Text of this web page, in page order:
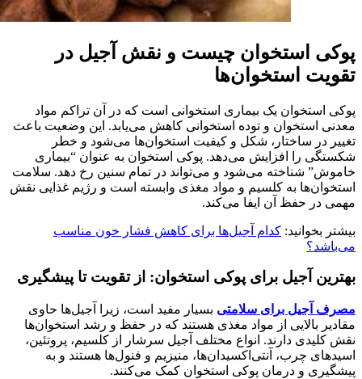
پوکی استخوان چیست و نقش آجیل در
تقویت استخوان‌ها
پوکی استخوان یک بیماری استخوانی است که در آن تراکم مواد
معدنی استخوان و توده استخوانی کاهش می‌یابد. این وضعیت باعث
تغییر در ساختار، شکل و کیفیت استخوان‌ها می‌شود و خطر
شکستگی را افزایش می‌دهد. پوکی استخوان به عنوان “بیماری
خاموش” شناخته می‌شود و می‌تواند در تمام سنین رخ دهد. سلامت
استخوان‌ها به کلسیم و مواد مغذی وابسته است و رژیم غذایی نقش
مهمی در حفظ آن ایفا می‌کند.
بیشتر بخوانید: کدام آجیل‌ها برای کاهش فشار خون مناسب
می‌باشد؟
بهترین آجیل برای پوکی استخوان: از تقویت تا پیشگیری
مصرف آجیل برای سلامتی بسیار مفید است، زیرا آجیل‌ها حاوی
مقادیر بالایی از مواد مغذی هستند که در حفظ و رشد استخوان‌ها
نقش کلیدی دارند. انواع مختلف آجیل سرشار از کلسیم، پروتئین،
اسیدهای چرب، آنتی‌اکسیدان‌ها، منیزیم و فنول‌ها هستند و به
پیشگیری و درمان پوکی استخوان کمک می‌کنند.